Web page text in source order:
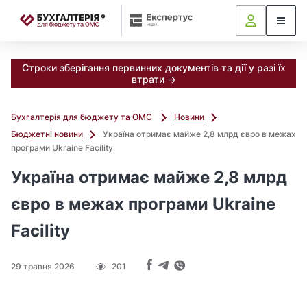
Строки зберігання первинних документів та дії у разі їх
втрати →
Бухгалтерія для бюджету та ОМС
Новини
Бюджетні новини
Україна отримає майже 2,8 млрд євро в межах
програми Ukraine Facility
Україна отримає майже 2,8 млрд
євро в межах програми Ukraine
Facility
29 травня 2026 201